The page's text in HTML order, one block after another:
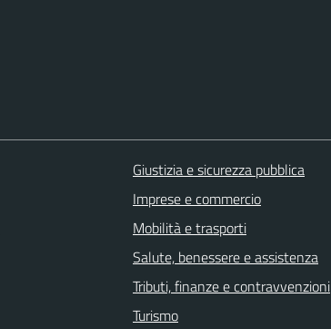
Giustizia e sicurezza pubblica
Imprese e commercio
Mobilità e trasporti
Salute, benessere e assistenza
Tributi, finanze e contravvenzioni
Turismo